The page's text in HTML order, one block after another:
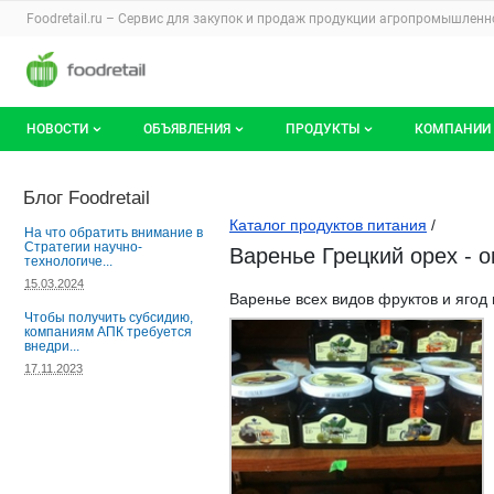
Раздел навигации по сайту
Foodretail.ru – Сервис для закупок и продаж продукции
Авторизация и меню пользователя
Навигация по разделам сайта foodretail.ru
НОВОСТИ
Документы
ОБЪЯВЛЕНИЯ
Мои объявления
ПРОДУКТЫ
Продукты питания
Мои продукты и напитки
КОМПАНИИ
Каталог
Премиум
Каталог продуктов питания /
Варенье Грецкий орех -
Варенье всех видов фруктов и
Блог Foodretail
На что обратить внимание в
Стратегии научно-
технологиче...
15.03.2024
Чтобы получить субсидию,
компаниям АПК требуется
внедри...
17.11.2023